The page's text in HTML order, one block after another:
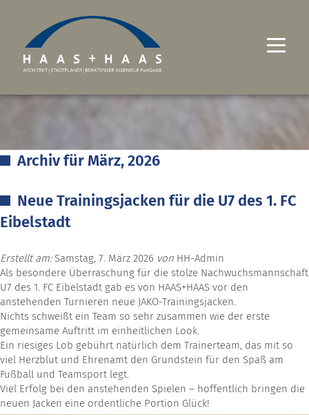
UNTERNEHMEN
LEISTUNGEN
KARRIERE
Archiv für März, 2026
Neue Trainingsjacken für die U7 des 1. FC
Eibelstadt
Erstellt am:Samstag, 7. März 2026 von HH-Admin
Als besondere Überraschung für die stolze Nachwuchsmannschaft
U7 des 1. FC Eibelstadt gab es von HAAS+HAAS vor den
anstehenden Turnieren neue JAKO-Trainingsjacken.
Nichts schweißt ein Team so sehr zusammen wie der erste
gemeinsame Auftritt im einheitlichen Look.
Ein riesiges Lob gebührt natürlich dem Trainerteam, das mit so
viel Herzblut und Ehrenamt den Grundstein für den Spaß am
Fußball und Teamsport legt.
Viel Erfolg bei den anstehenden Spielen – hoffentlich bringen die
neuen Jacken eine ordentliche Portion Glück!